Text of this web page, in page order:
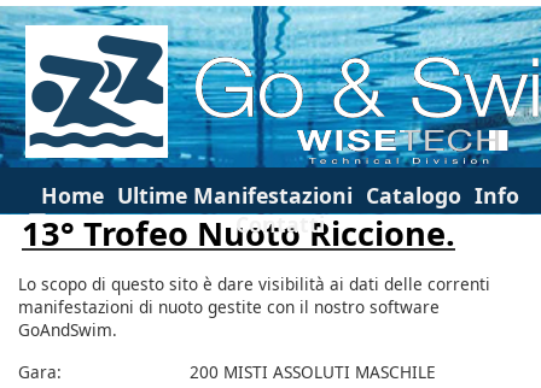
Home Ultime Manifestazioni Catalogo Info
Contatti
13° Trofeo Nuoto Riccione.
Lo scopo di questo sito è dare visibilità ai dati delle correnti
manifestazioni di nuoto gestite con il nostro software
GoAndSwim.
Gara:
200 MISTI ASSOLUTI MASCHILE